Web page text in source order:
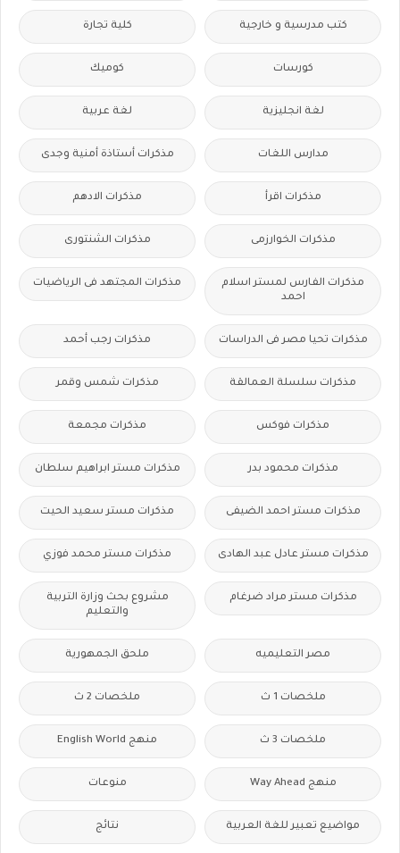
كتب مدرسية و خارجية كلية تجارة
كورسات كوميك
لغة انجليزية لغة عربية
مدارس اللغات مذكرات أستاذة أمنية وجدى
مذكرات اقرأ مذكرات الادهم
مذكرات الخوارزمى مذكرات الشنتورى
مذكرات الفارس لمستر اسلام
احمد
مذكرات المجتهد فى الرياضيات
مذكرات تحيا مصر فى الدراسات مذكرات رجب أحمد
مذكرات سلسلة العمالقة مذكرات شمس وقمر
مذكرات فوكس مذكرات مجمعة
مذكرات محمود بدر مذكرات مستر ابراهيم سلطان
مذكرات مستر احمد الضيفى مذكرات مستر سعيد الحيت
مذكرات مستر عادل عبد الهادى مذكرات مستر محمد فوزي
مذكرات مستر مراد ضرغام
مشروع بحث وزارة التربية
والتعليم
مصر التعليميه ملحق الجمهورية
ملخصات 1 ث ملخصات 2 ث
ملخصات 3 ث منهج English World
منهج Way Ahead منوعات
مواضيع تعبير للغة العربية نتائج